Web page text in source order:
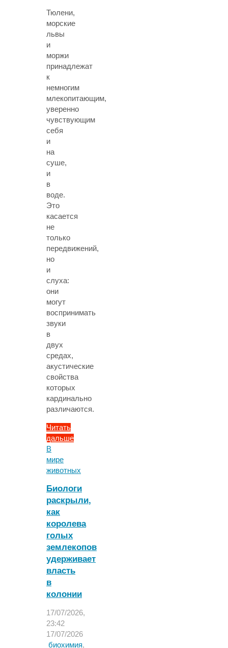
Тюлени,
морские
львы
и
моржи
принадлежат
к
немногим
млекопитающим,
уверенно
чувствующим
себя
и
на
суше,
и
в
воде.
Это
касается
не
только
передвижений,
но
и
слуха:
они
могут
воспринимать
звуки
в
двух
средах,
акустические
свойства
которых
кардинально
различаются.
Читать
дальше
"Ученые
раскрыли
секрет,
тюлени
слышат
и
в
воздухе,
и
под
водой"
В
мире
животных
Биологи
раскрыли,
как
королева
голых
землекопов
удерживает
власть
в
колонии
17/07/2026,
23:42
17/07/2026
биохимия,